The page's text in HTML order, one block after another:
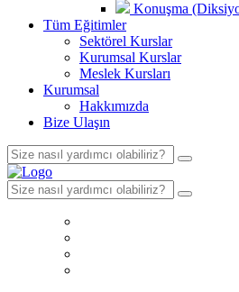
Konuşma
Tüm Eğitimler
Sektörel Kurslar
Kurumsal Kurslar
Meslek Kursları
Kurumsal
Hakkımızda
Bize Ulaşın